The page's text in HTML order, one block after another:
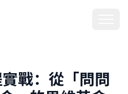
戰：從「問問